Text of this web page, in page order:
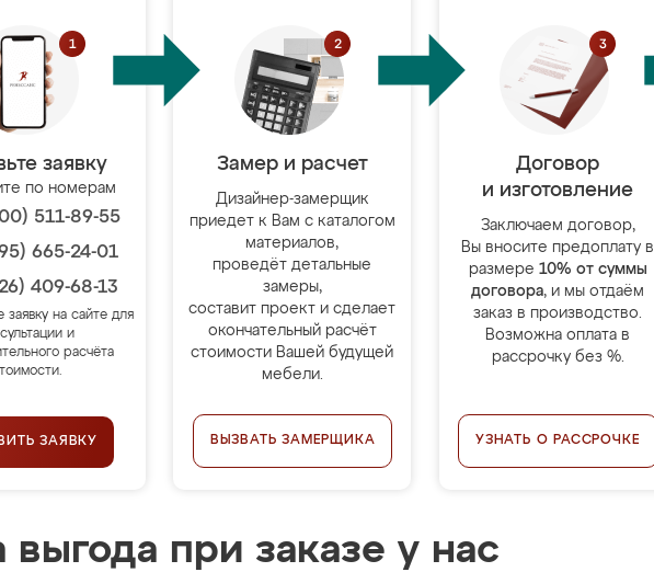
заявку
по номерам
511-89-55
665-24-01
409-68-13
заявку на сайте для
и
расчёта
ЗАЯВКУ
Замер и расчет
Дизайнер-замерщик
приедет к Вам с каталогом
материалов,
проведёт детальные
замеры,
составит проект и сделает
окончательный расчёт
стоимости Вашей будущей
мебели.
ВЫЗВАТЬ ЗАМЕРЩИКА
Договор
и изготовление
Заключаем договор,
Вы вносите предоплату в
размере 10% от суммы
договора, и мы отдаём
заказ в производство.
Возможна оплата в
рассрочку без %.
УЗНАТЬ О РАССРОЧКЕ
выгода при заказе у нас